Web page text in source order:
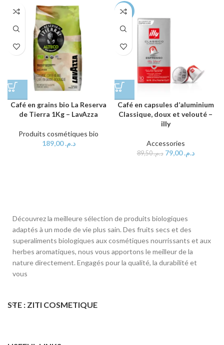
Café en grains bio La Reserva
de Tierra 1Kg – LavAzza
Produits cosmétiques bio
د.م.189,00
-12%
Café en capsules d’aluminium
Classique, doux et velouté –
illy
Accessories
د.م.89,50 د.م.79,00
Découvrez la meilleure sélection de produits biologiques
adaptés à un mode de vie plus sain. Des fruits secs et des
superaliments biologiques aux cosmétiques nourrissants et aux
herbes aromatiques, nous vous apportons le meilleur de la
nature directement. Engagés pour la qualité, la durabilité et
vous
STE : ZITI COSMETIQUE